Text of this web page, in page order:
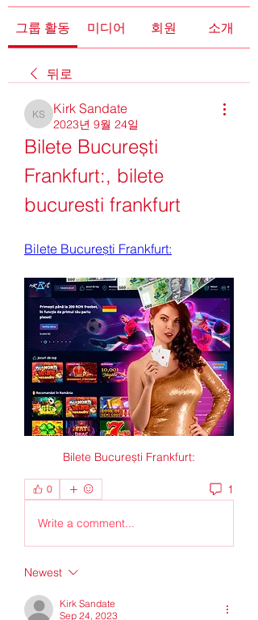
그룹 활동 미디어 회원 소개
뒤로
Kirk Sandate
Kirk Sandate
2023년 9월 24일
Bilete București
Frankfurt:, bilete
bucuresti frankfurt
Bilete București Frankfurt:
Bilete București Frankfurt:
0 1
Write a comment...
Newest
Kirk Sandate
Sep 24, 2023